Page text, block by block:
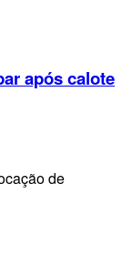
após calote
de